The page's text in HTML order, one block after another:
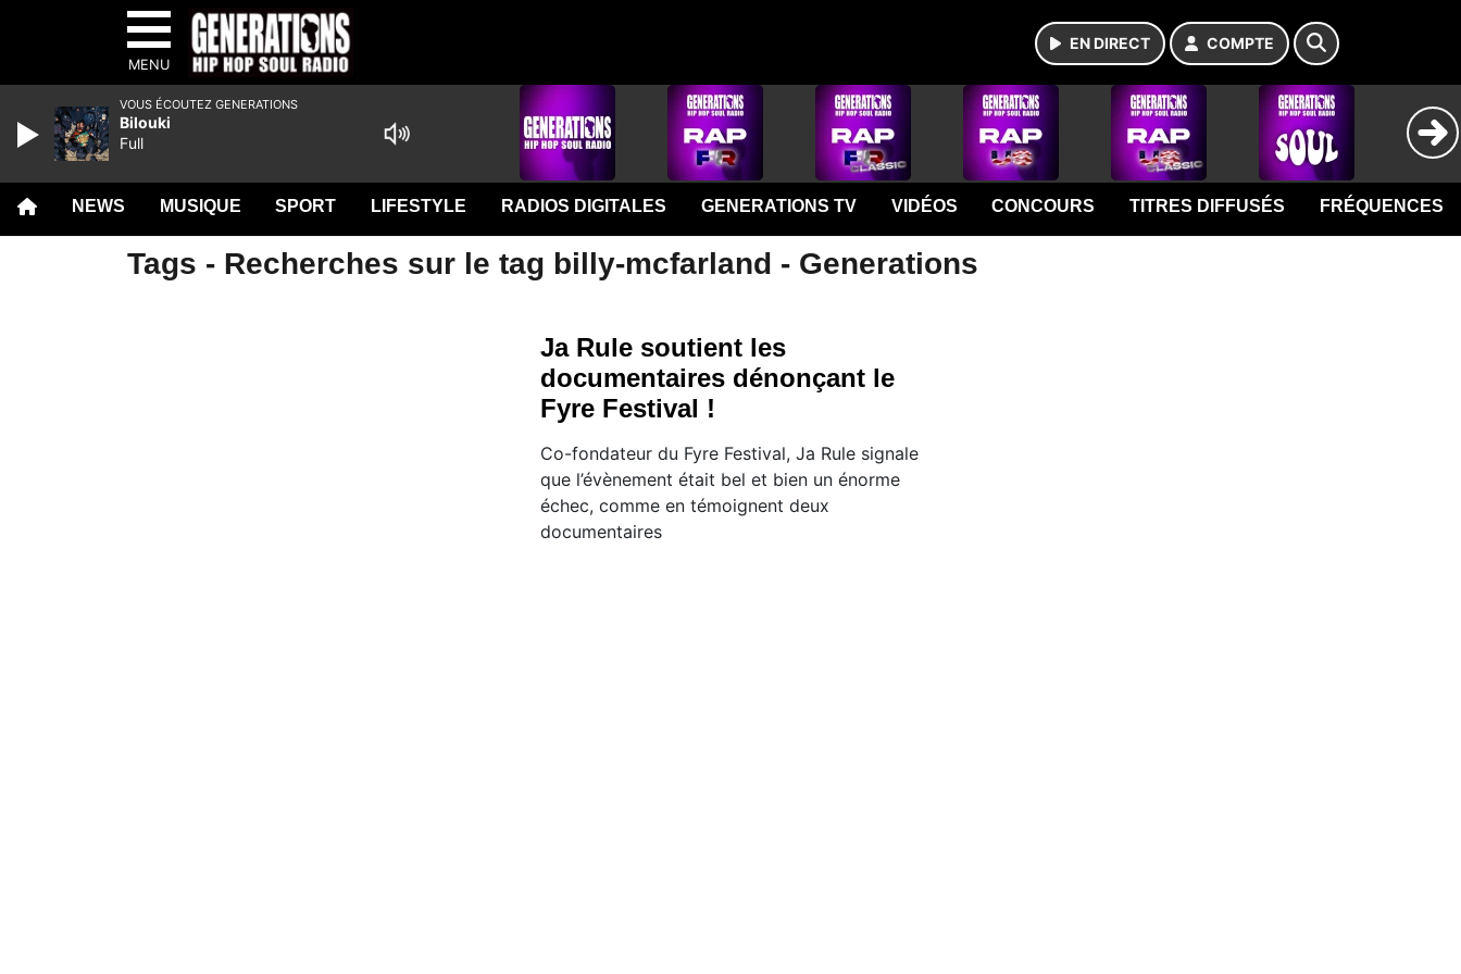
MENU
EN DIRECT COMPTE
NEWS MUSIQUE SPORT LIFESTYLE RADIOS DIGITALES GENERATIONS TV VIDÉOS CONCOURS TITRES DIFFUSÉS FRÉQUENCES
Tags - Recherches sur le tag billy-mcfarland - Generations
Ja Rule soutient les
documentaires dénonçant le
Fyre Festival !
Co-fondateur du Fyre Festival, Ja Rule signale
que l’évènement était bel et bien un énorme
échec, comme en témoignent deux
documentaires
VOUS ÉCOUTEZ GENERATIONS
Bilouki
Full